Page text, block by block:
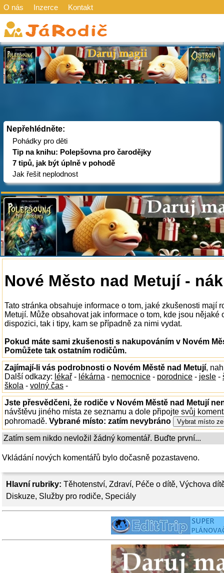
O nás Inzerce Kontakt
Nepřehlédněte:
Pohádky pro děti
Tip na knihu: Polepšovna pro čarodějky
7 tipů, jak být úplně v pohodě
Jak řešit neplodnost
Hlavní rubriky: Těhotenství, Zdraví, Péče o dítě, Výchova
Diskuze, Služby pro rodiče, Speciály
Nové Město nad Metují -
Tato stránka obsahuje informace o tom, jaké zkušenosti mají
Metují. Může obsahovat jak informace o tom, kde jsou
dispozici, tak i tipy, kam se případně za nimi vydat.
Pokud máte sami zkušenosti s nakupováním v Novém
Pomůžete tak ostatním rodičům.
Zajímají-li vás podrobnosti o Novém Městě nad Metují,
Další odkazy: lékař - lékárna - nemocnice - porodnice - jesle -
škola - volný čas -
Jste přesvědčeni, že rodiče v Novém Městě nad Metují
návštěvu jiného místa ze seznamu a dole připojte svůj
pohromadě. Vybrané místo: zatím nevybráno
Zatím sem nikdo nevložil žádný komentář. Buďte první...
Vkládání nových komentářů bylo dočasně pozastaveno.